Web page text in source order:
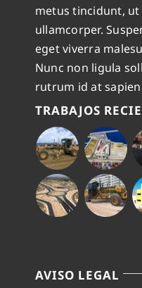
metus tincidunt,
ullamcorper.
eget viverra
Nunc non ligula
rutrum id at
TRABAJOS
AVISO LEGAL